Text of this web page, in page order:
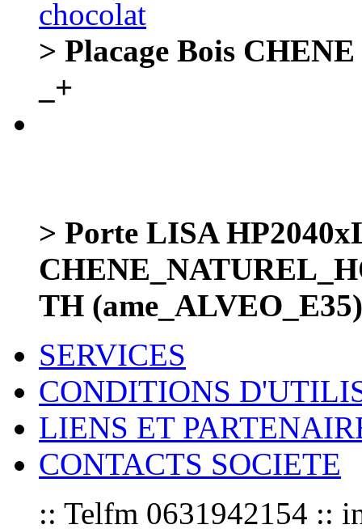
> Placage Bois
_+
> Porte LISA
TH
SERVICES
CONDITIONS
LIENS ET
CONTACTS SOCIETE
:: Telfm 0631942154 ::